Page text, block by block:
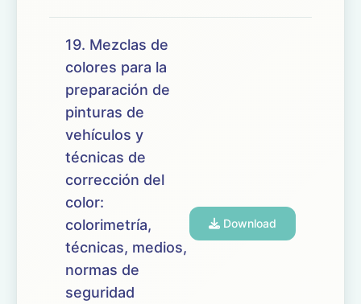
🎧 En este episodio
repasamos el tema 20
oposiciones de
Mantenimiento de
Vehículos, centrado en
las técnicas,...
19. Mezclas de
colores para la
preparación de
pinturas de
vehículos y
técnicas de
corrección del
color:
colorimetría,
técnicas, medios,
normas de
seguridad
Download